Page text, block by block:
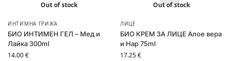
Out of stock
ИНТИМНА ГРИЖА
БИО ИНТИМЕН ГЕЛ – Мед и
Лайка 300ml
14.00€
Out of stock
ЛИЦЕ
БИО КРЕМ ЗА ЛИЦЕ Алое вера
и Нар 75ml
17.25€